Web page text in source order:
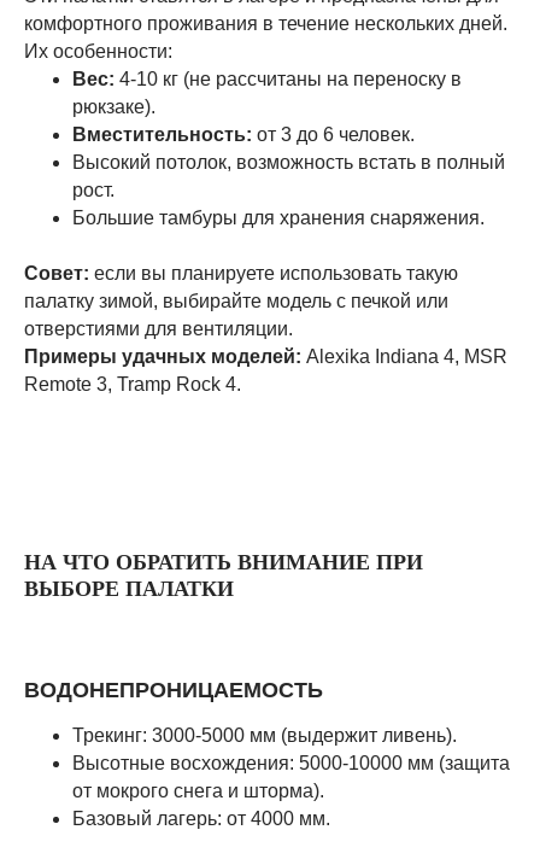
комфортного проживания в течение нескольких дней.
Их особенности:
Вес: 4-10 кг (не рассчитаны на переноску в
рюкзаке).
Вместительность: от 3 до 6 человек.
Высокий потолок, возможность встать в полный
рост.
Большие тамбуры для хранения снаряжения.
Совет: если вы планируете использовать такую
палатку зимой, выбирайте модель с печкой или
отверстиями для вентиляции.
Примеры удачных моделей: Alexika Indiana 4, MSR
Remote 3, Tramp Rock 4.
НА ЧТО ОБРАТИТЬ ВНИМАНИЕ ПРИ
ВЫБОРЕ ПАЛАТКИ
ВОДОНЕПРОНИЦАЕМОСТЬ
Трекинг: 3000-5000 мм (выдержит ливень).
Высотные восхождения: 5000-10000 мм (защита
от мокрого снега и шторма).
Базовый лагерь: от 4000 мм.